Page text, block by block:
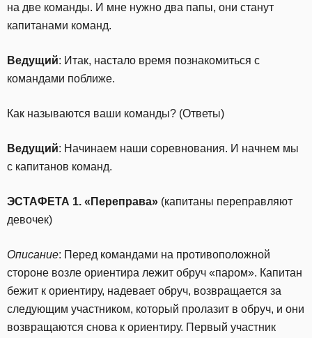
на две команды. И мне нужно два папы, они станут
капитанами команд.
Ведущий: Итак, настало время познакомиться с
командами поближе.
Как называются ваши команды? (Ответы)
Ведущий: Начинаем наши соревнования. И начнем мы
с капитанов команд.
ЭСТАФЕТА 1. «Переправа» (капитаны переправляют
девочек)
Описание: Перед командами на противоположной
стороне возле ориентира лежит обруч «паром». Капитан
бежит к ориентиру, надевает обруч, возвращается за
следующим участником, который пролазит в обруч, и они
возвращаются снова к ориентиру. Первый участник